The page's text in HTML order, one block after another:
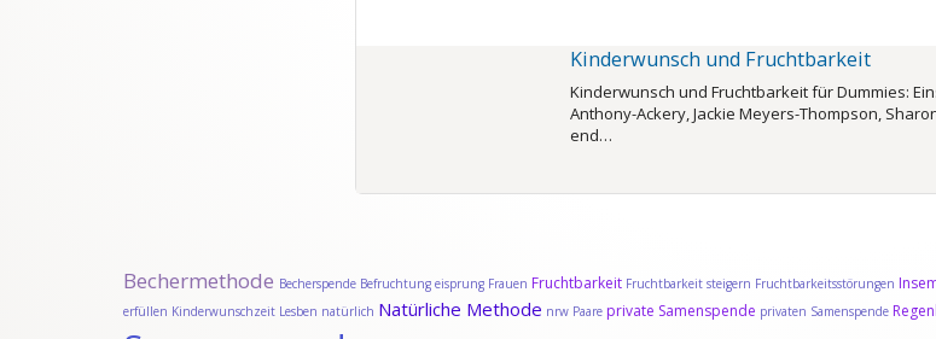
Kinderwunsch und Fruchtbarkeit
Kinderwunsch und Fruchtbarkeit für Dummies:
Anthony-Ackery, Jackie Meyers-Thompson,
end…
Bechermethode Becherspende Befruchtung eisprung Frauen Fruchtbarkeit Fruchtbarkeit steigern Fruchtbarkeitsstörungen
erfüllen Kinderwunschzeit Lesben natürlich Natürliche Methode nrw Paare private Samenspende privaten Samenspende